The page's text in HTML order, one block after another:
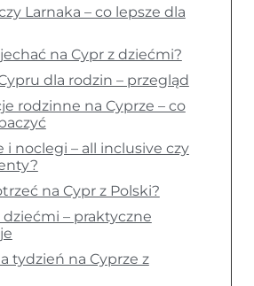
Larnaka – co lepsze dla
na Cypr z dziećmi?
dla rodzin – przegląd
rodzinne na Cyprze – co
i noclegi – all inclusive czy
na Cypr z Polski?
dziećmi – praktyczne
tydzień na Cyprze z